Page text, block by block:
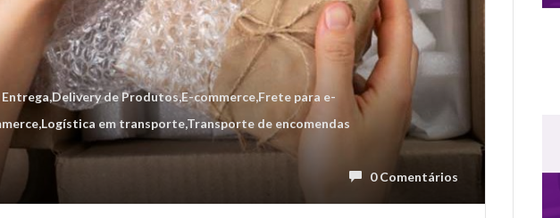
,Delivery de Produtos,E-commerce,Frete para e-
,Logística em transporte,Transporte de encomendas
0 Comentários